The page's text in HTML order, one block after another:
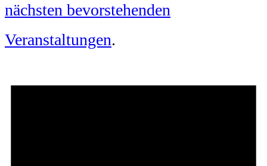
nächsten bevorstehenden
Veranstaltungen.